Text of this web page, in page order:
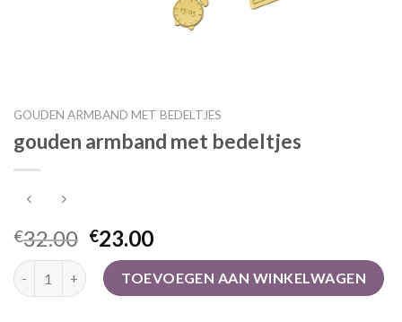
GOUDEN ARMBAND MET BEDELTJES
gouden armband met bedeltjes
€32.00 €23.00
gouden armband met bedeltjes aantal
TOEVOEGEN AAN WINKELWAGEN